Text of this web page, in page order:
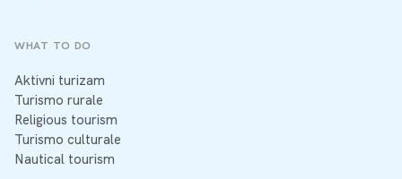
WHAT TO DO
Aktivni turizam
Turismo rurale
Religious tourism
Turismo culturale
Nautical tourism